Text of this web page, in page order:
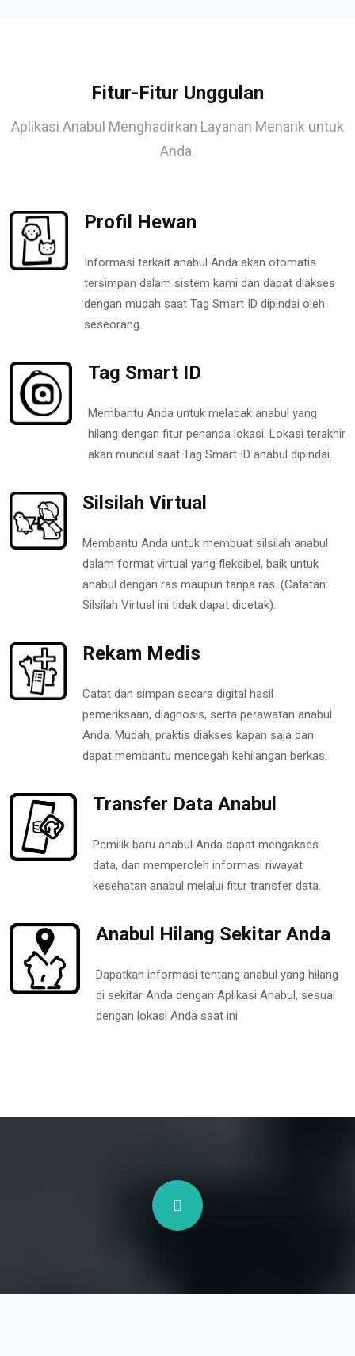
Fitur-Fitur Unggulan
Aplikasi Anabul Menghadirkan Layanan Menarik untuk
Anda.
Profil Hewan
Informasi terkait anabul Anda akan otomatis
tersimpan dalam sistem kami dan dapat diakses
dengan mudah saat Tag Smart ID dipindai oleh
seseorang.
Tag Smart ID
Membantu Anda untuk melacak anabul yang
hilang dengan fitur penanda lokasi. Lokasi terakhir
akan muncul saat Tag Smart ID anabul dipindai.
Silsilah Virtual
Membantu Anda untuk membuat silsilah anabul
dalam format virtual yang fleksibel, baik untuk
anabul dengan ras maupun tanpa ras. (Catatan:
Silsilah Virtual ini tidak dapat dicetak).
Rekam Medis
Catat dan simpan secara digital hasil
pemeriksaan, diagnosis, serta perawatan anabul
Anda. Mudah, praktis diakses kapan saja dan
dapat membantu mencegah kehilangan berkas.
Transfer Data Anabul
Pemilik baru anabul Anda dapat mengakses
data, dan memperoleh informasi riwayat
kesehatan anabul melalui fitur transfer data.
Anabul Hilang Sekitar Anda
Dapatkan informasi tentang anabul yang hilang
di sekitar Anda dengan Aplikasi Anabul, sesuai
dengan lokasi Anda saat ini.